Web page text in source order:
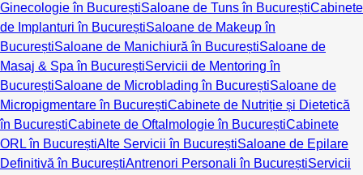
Ginecologie în BucureștiSaloane de Tuns în BucureștiCabinete
de Implanturi în BucureștiSaloane de Makeup în
BucureștiSaloane de Manichiură în BucureștiSaloane de
Masaj & Spa în BucureștiServicii de Mentoring în
BucureștiSaloane de Microblading în BucureștiSaloane de
Micropigmentare în BucureștiCabinete de Nutriție și Dietetică
în BucureștiCabinete de Oftalmologie în BucureștiCabinete
ORL în BucureștiAlte Servicii în BucureștiSaloane de Epilare
Definitivă în BucureștiAntrenori Personali în BucureștiServicii